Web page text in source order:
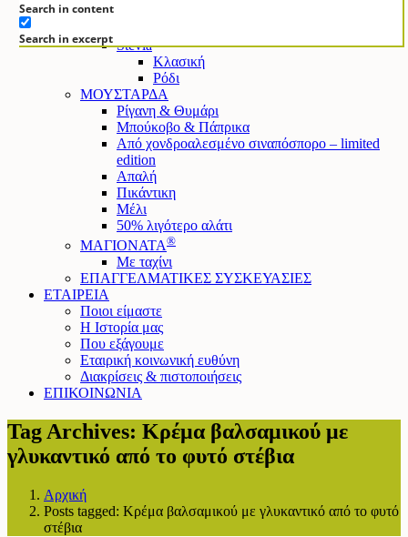
Search in content
Search in excerpt Stevia
Κλασική
Ρόδι
ΜΟΥΣΤΑΡΔΑ
Ρίγανη & Θυμάρι
Μπούκοβο & Πάπρικα
Από χονδροαλεσμένο σιναπόσπορο – limited
edition
Απαλή
Πικάντικη
Μέλι
50% λιγότερο αλάτι
ΜΑΓΙΟΝΑΤΑ®
Mε ταχίνι
ΕΠΑΓΓΕΛΜΑΤΙΚΕΣ ΣΥΣΚΕΥΑΣΙΕΣ
ΕΤΑΙΡΕΙΑ
Ποιοι είμαστε
Η Ιστορία μας
Που εξάγουμε
Εταιρική κοινωνική ευθύνη
Διακρίσεις & πιστοποιήσεις
ΕΠΙΚΟΙΝΩΝΙΑ
Tag Archives: Κρέμα βαλσαμικού με
γλυκαντικό από το φυτό στέβια
Αρχική
Posts tagged: Κρέμα βαλσαμικού με γλυκαντικό από το φυτό
στέβια